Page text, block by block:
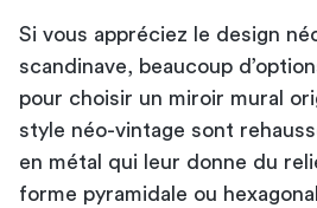
Si vous appréciez le design
scandinave, beaucoup
pour choisir un miroir mural
style néo-vintage sont
en métal qui leur donne du
forme pyramidale ou